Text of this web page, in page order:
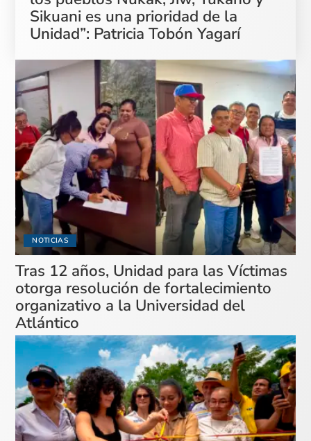
Sikuani es una prioridad de la
Unidad”: Patricia Tobón Yagarí
NOTICIAS
Tras 12 años, Unidad para las Víctimas
otorga resolución de fortalecimiento
organizativo a la Universidad del
Atlántico